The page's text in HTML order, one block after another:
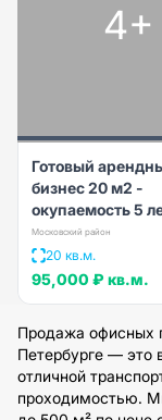
4+
Готовый
бизнес 20 м2 -
окупаемость 5
Московский район
20 кв.м.
95,000 ₽ кв.м.
Продажа офисных
Петербурге — это
отличной
проходимостью.